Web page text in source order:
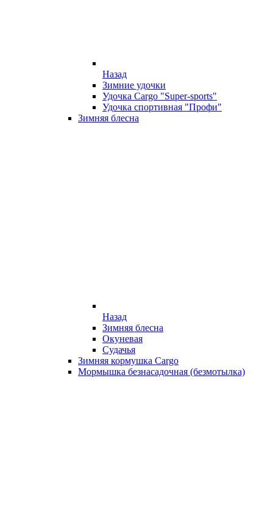
Назад
Зимние удочки
Удочка Cargo "Super-sports"
Удочка спортивная "Профи"
Зимняя блесна
Назад
Зимняя блесна
Окуневая
Судачья
Зимняя кормушка Cargo
Мормышка безнасадочная (безмотылка)